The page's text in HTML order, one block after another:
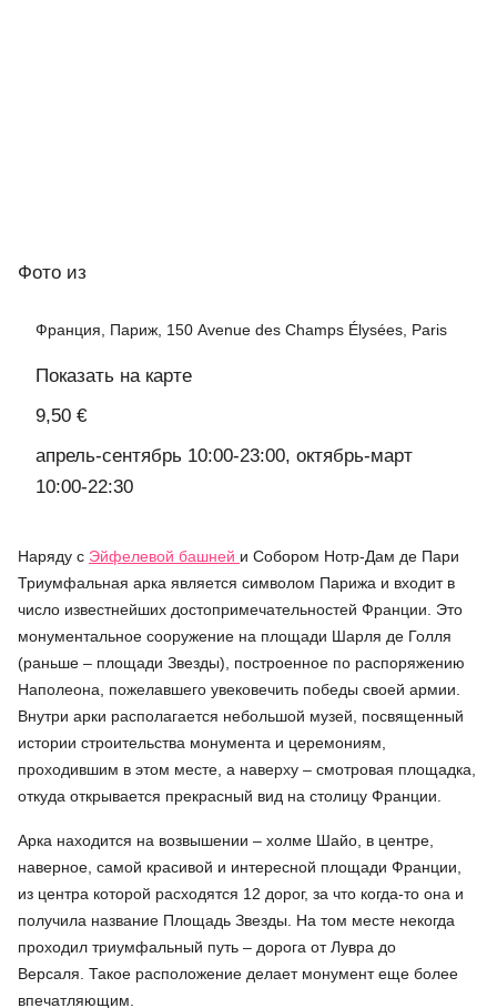
Фото из
Франция, Париж, 150 Avenue des Champs Élysées, Paris
Показать на карте
9,50 €
апрель-сентябрь 10:00-23:00, октябрь-март
10:00-22:30
Наряду с Эйфелевой башней и Собором Нотр-Дам де Пари
Триумфальная арка является символом Парижа и входит в
число известнейших достопримечательностей Франции. Это
монументальное сооружение на площади Шарля де Голля
(раньше – площади Звезды), построенное по распоряжению
Наполеона, пожелавшего увековечить победы своей армии.
Внутри арки располагается небольшой музей, посвященный
истории строительства монумента и церемониям,
проходившим в этом месте, а наверху – смотровая площадка,
откуда открывается прекрасный вид на столицу Франции.
Арка находится на возвышении – холме Шайо, в центре,
наверное, самой красивой и интересной площади Франции,
из центра которой расходятся 12 дорог, за что когда-то она и
получила название Площадь Звезды. На том месте некогда
проходил триумфальный путь – дорога от Лувра до
Версаля. Такое расположение делает монумент еще более
впечатляющим.